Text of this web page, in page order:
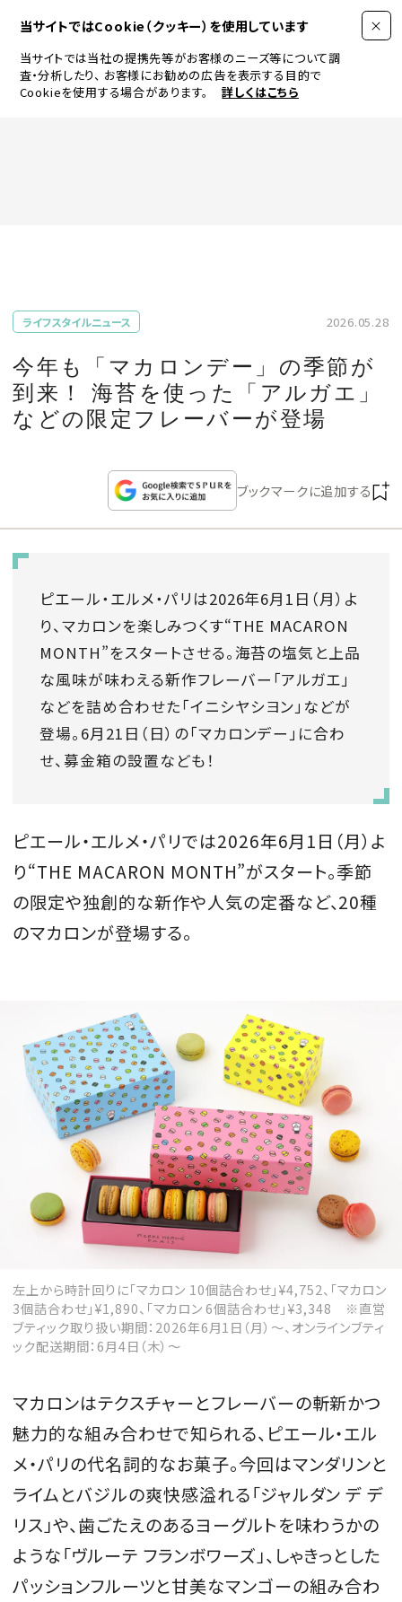
当サイトではCookie（クッキー）を使用しています
当サイトでは当社の提携先等がお客様のニーズ等について調
査・分析したり、 お客様にお勧めの広告を表示する目的で
Cookieを使用する場合があります。
詳しくはこちら
JEWELRY & WATCH
LIFESTYLE
CULTURE
CELEBRITY
WEDDING
FORTUNE
SDGs
MAGAZINE
会員登録
Log in or Sign up
SPUR読者のためのメンバーシッププログラム
「The SPUR Club」。 便利な機能と特典を無料で楽し
ログイン・新規会員登録
FOLLOW US
MAGAZINE
SPUR 2026 JULY
2026-07-23発売
最新号を試し読み
ライフスタイルニュース 2026.05.28
今年も「マカロンデー」の季節が
到来！ 海苔を使った「アルガエ」
などの限定フレーバーが登場
ブックマークに追加する
ピエール・エルメ・パリは2026年6月1日（月）よ
り、マカロンを楽しみつくす“THE MACARON
MONTH”をスタートさせる。海苔の塩気と上品
な風味が味わえる新作フレーバー「アルガエ」
などを詰め合わせた「イニシヤシヨン」などが
登場。6月21日（日）の「マカロンデー」に合わ
せ、募金箱の設置なども！
ピエール・エルメ・パリでは2026年6月1日（月）よ
り“THE MACARON MONTH”がスタート。季節
の限定や独創的な新作や人気の定番など、20種
のマカロンが登場する。
左上から時計回りに「マカロン 10個詰合わせ」¥4,752、「マカロン
3個詰合わせ」¥1,890、「マカロン 6個詰合わせ」¥3,348 ※直営
ブティック取り扱い期間：2026年6月1日（月）〜、オンラインブティ
ック配送期間：6月4日（木）～
マカロンはテクスチャーとフレーバーの斬新かつ
魅力的な組み合わせで知られる、ピエール・エル
メ・パリの代名詞的なお菓子。今回はマンダリンと
ライムとバジルの爽快感溢れる「ジャルダン デ デ
リス」や、歯ごたえのあるヨーグルトを味わうかの
ような「ヴルーテ フランボワーズ」、しゃきっとした
パッションフルーツと甘美なマンゴーの組み合わ